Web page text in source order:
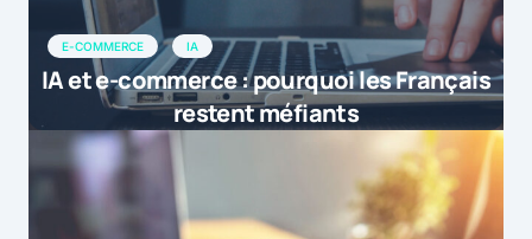
E-COMMERCE IA
IA et e-commerce : pourquoi les Français
restent méfiants